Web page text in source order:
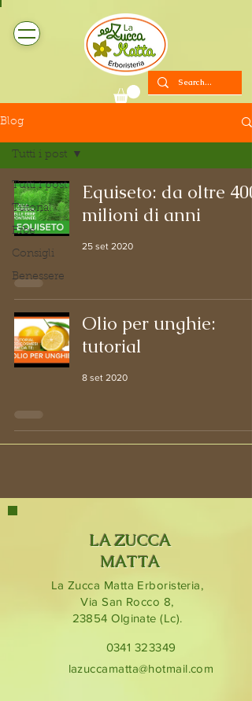
Blog
Tutti i post
Tutorial
Erbe
Consigli
Benessere
Tutti i post
Equiseto: da oltre 400
milioni di anni
25 set 2020
Olio per unghie:
tutorial
8 set 2020
LA ZUCCA
MATTA
La Zucca Matta Erboristeria,
Via San Rocco 8,
23854 Olginate (Lc).
0341 323349
lazuccamatta@hotmail.com